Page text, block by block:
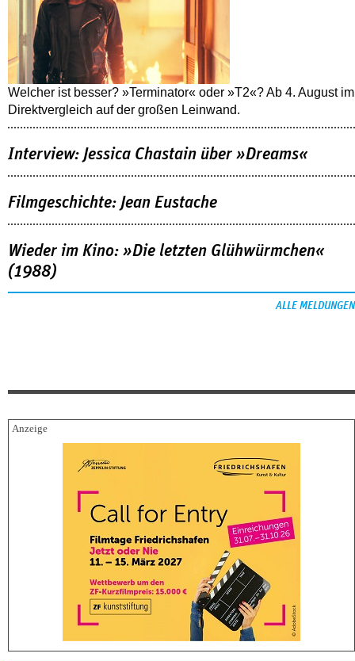
Welcher ist besser? »Terminator« oder »T2«? Ab 4. August im
Direktvergleich auf der großen Leinwand.
Interview: Jessica Chastain über »Dreams«
Filmgeschichte: Jean Eustache
Wieder im Kino: »Die letzten Glühwürmchen«
(1988)
ALLE MELDUNGEN